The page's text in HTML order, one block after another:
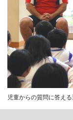
児童からの質問に答える